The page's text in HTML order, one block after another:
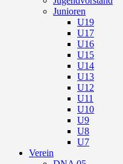
Junioren
U19
U17
U16
U15
U14
U13
U12
U11
U10
U9
U8
U7
Verein